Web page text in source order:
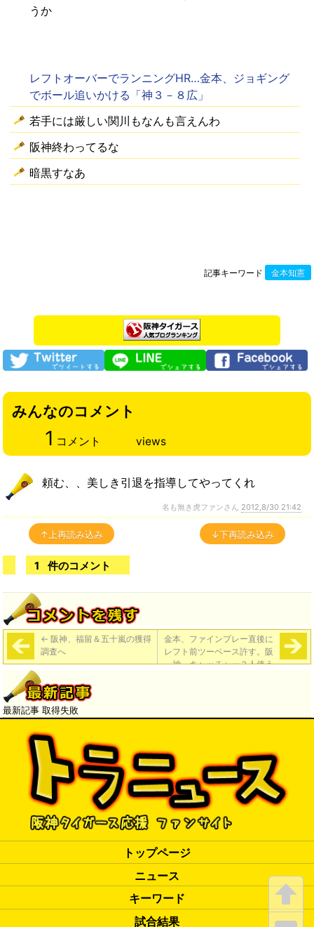
うか
レフトオーバーでランニングHR…金本、ジョギング
でボール追いかける「神３－８広」
若手には厳しい関川もなんも言えんわ
阪神終わってるな
暗黒すなあ
記事キーワード 金本知憲
みんなのコメント
1 コメント views
頼む、、美しき引退を指導してやってくれ
名も無き虎ファンさん 2012,8/30 21:42
↑上再読み込み ↓下再読み込み
1 件のコメント
← 阪神、福留＆五十嵐の獲得
調査へ
金本、ファインプレー直後に
レフト前ツーベース許す。阪
神、キャッチャー３人使う
最新記事 取得失敗
トップページ
ニュース
キーワード
試合結果